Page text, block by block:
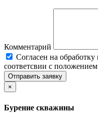
Комментарий
Cогласен на
соответсвии с
Отправить заявку
×
Бурение скважины